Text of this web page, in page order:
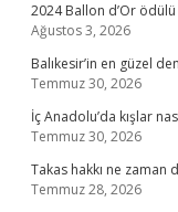
2024 Ballon d’Or
Ağustos 3, 2026
Balıkesir’in en güzel
Temmuz 30, 2026
İç Anadolu’da kışlar
Temmuz 30, 2026
Takas hakkı ne zaman
Temmuz 28, 2026